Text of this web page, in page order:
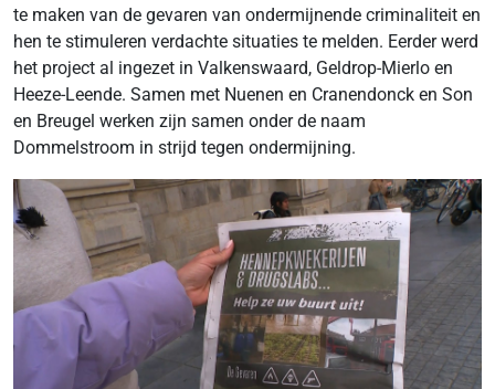
te maken van de gevaren van ondermijnende criminaliteit en
hen te stimuleren verdachte situaties te melden. Eerder werd
het project al ingezet in Valkenswaard, Geldrop-Mierlo en
Heeze-Leende. Samen met Nuenen en Cranendonck en Son
en Breugel werken zijn samen onder de naam
Dommelstroom in strijd tegen ondermijning.